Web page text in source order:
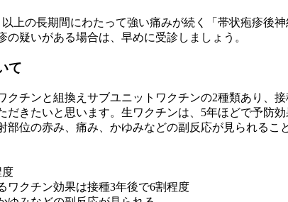
上の長期間にわたって強い痛みが続く「帯状疱疹後
の疑いがある場合は、早めに受診しましょう。
て
クチンと組換えサブユニットワクチンの2種類あり、
だきたいと思います。生ワクチンは、5年ほどで予防
部位の赤み、痛み、かゆみなどの副反応が見られるこ
度
ワクチン効果は接種3年後で6割程度